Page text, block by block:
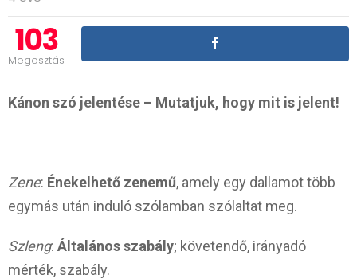
103
Megosztás
Kánon szó jelentése – Mutatjuk, hogy mit is jelent!
Zene: Énekelhető zenemű, amely egy dallamot több
egymás után induló szólamban szólaltat meg.
Szleng: Általános szabály; követendő, irányadó
mérték, szabály.